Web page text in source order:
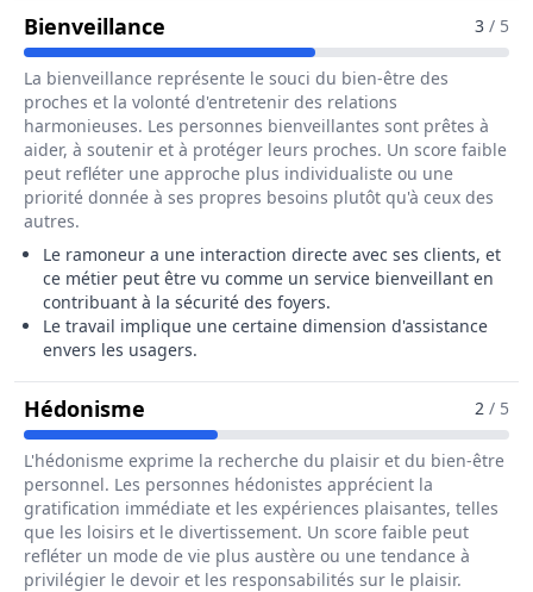
Bienveillance Pour Le Métier De Ramoneur /
3 / 5
La bienveillance représente le souci du bien-être des
proches et la volonté d'entretenir des relations
harmonieuses. Les personnes bienveillantes sont prêtes à
aider, à soutenir et à protéger leurs proches. Un score faible
peut refléter une approche plus individualiste ou une
priorité donnée à ses propres besoins plutôt qu'à ceux des
autres.
Le ramoneur a une interaction directe avec ses clients, et
ce métier peut être vu comme un service bienveillant en
contribuant à la sécurité des foyers.
Le travail implique une certaine dimension d'assistance
envers les usagers.
Hédonisme Pour Le Métier De Ramoneur /2 / 5
L'hédonisme exprime la recherche du plaisir et du bien-être
personnel. Les personnes hédonistes apprécient la
gratification immédiate et les expériences plaisantes, telles
que les loisirs et le divertissement. Un score faible peut
refléter un mode de vie plus austère ou une tendance à
privilégier le devoir et les responsabilités sur le plaisir.